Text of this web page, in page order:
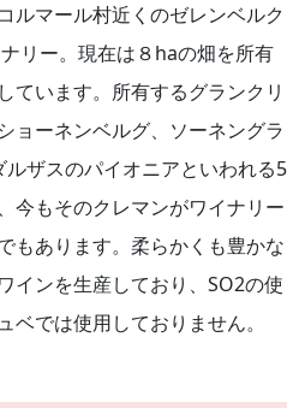
ルマール村近くのゼレンベルク
リー。現在は８haの畑を所有
ています。所有するグランクリ
ョーネンベルグ、ソーネングラ
ザスのパイオニアといわれる5
今もそのクレマンがワイナリー
もあります。柔らかくも豊かな
インを生産しており、SO2の使
ベでは使用しておりません。